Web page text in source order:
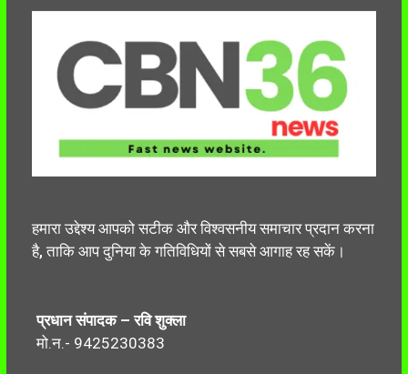
हमारा उद्देश्य आपको सटीक और विश्वसनीय समाचार प्रदान करना
है, ताकि आप दुनिया के गतिविधियों से सबसे आगाह रह सकें।
प्रधान संपादक – रवि शुक्ला
मो.न.- 9425230383